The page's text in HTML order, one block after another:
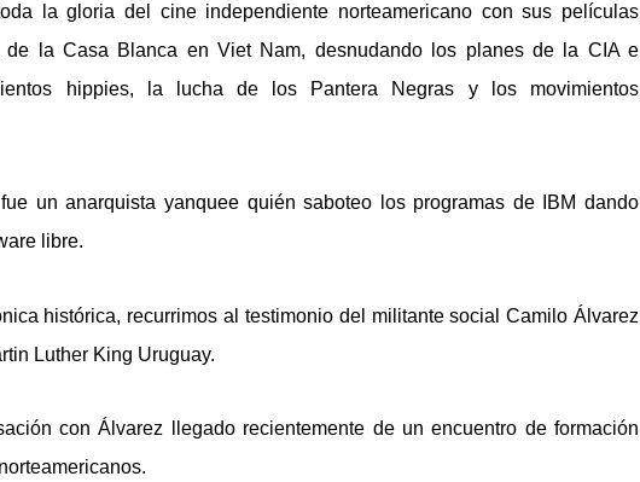
la gloria del cine independiente norteamericano con sus películas
de la Casa Blanca en Viet Nam, desnudando los planes de la CIA e
hippies, la lucha de los Pantera Negras y los movimientos
un anarquista yanquee quién saboteo los programas de IBM dando
libre.
histórica, recurrimos al testimonio del militante social Camilo Álvarez
Luther King Uruguay.
con Álvarez llegado recientemente de un encuentro de formación